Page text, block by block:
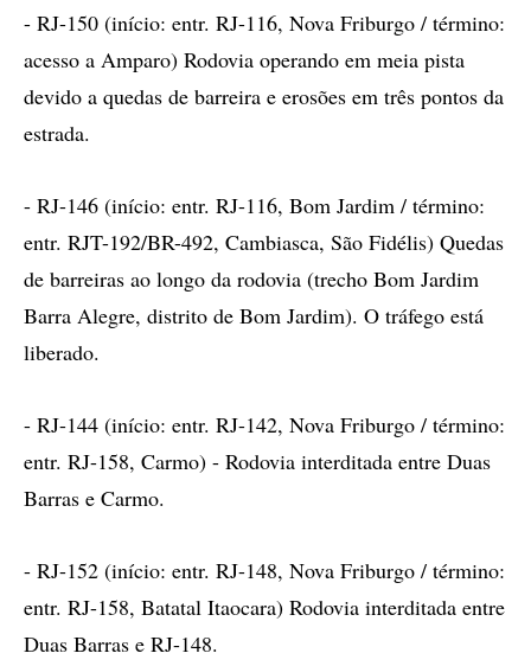
- RJ-150 (início: entr. RJ-116, Nova Friburgo / término:
acesso a Amparo) Rodovia operando em meia pista
devido a quedas de barreira e erosões em três pontos da
estrada.
- RJ-146 (início: entr. RJ-116, Bom Jardim / término:
entr. RJT-192/BR-492, Cambiasca, São Fidélis) Quedas
de barreiras ao longo da rodovia (trecho Bom Jardim
Barra Alegre, distrito de Bom Jardim). O tráfego está
liberado.
- RJ-144 (início: entr. RJ-142, Nova Friburgo / término:
entr. RJ-158, Carmo) - Rodovia interditada entre Duas
Barras e Carmo.
- RJ-152 (início: entr. RJ-148, Nova Friburgo / término:
entr. RJ-158, Batatal Itaocara) Rodovia interditada entre
Duas Barras e RJ-148.